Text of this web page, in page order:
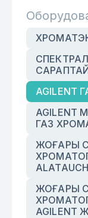
AGILENT
ГАЗ
ЖОҒАРЫ
ЖОҒАРЫ